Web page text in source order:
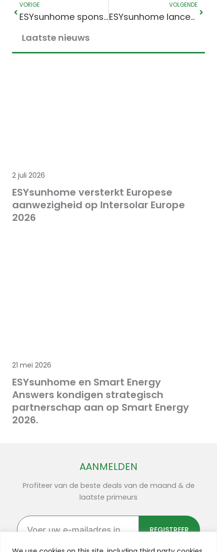
Prev
VORIGE
ESYsunhome sponsort belangrijk partnerschap tussen Renewables Warehouse en Perth Glory Football Club
VOLGENDE
ESYsunhome lanceert een nieuwe officiële Facebookpagina.
Laatste nieuws
2 juli 2026
ESYsunhome versterkt Europese
aanwezigheid op Intersolar Europe
2026
21 mei 2026
ESYsunhome en Smart Energy
Answers kondigen strategisch
partnerschap aan op Smart Energy
2026.
AANMELDEN
Profiteer van de beste deals van de maand & de
laatste primeurs
Voer
uw
mailadres
REGISTREER